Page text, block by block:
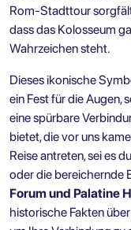
Rom-Stadttour
dass das Kolosseum
Wahrzeichen steht.
Dieses ikonische
ein Fest für die Augen,
eine spürbare
bietet, die vor uns
Reise antreten, sei es
oder die bereichernde
Forum und Palatine
historische Fakten